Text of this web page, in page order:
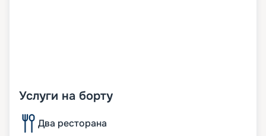
Услуги на борту
Два ресторана